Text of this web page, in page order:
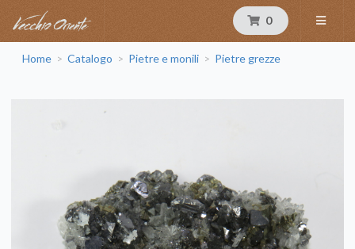
0
Home > Catalogo > Pietre e monili > Pietre grezze